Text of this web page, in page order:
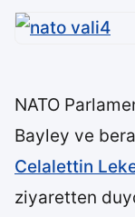
NATO
Bayley ve
Celalettin
ziyaretten